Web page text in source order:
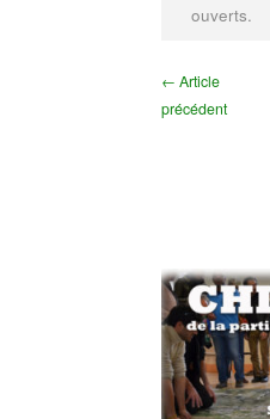
ouverts.
← Article
précédent